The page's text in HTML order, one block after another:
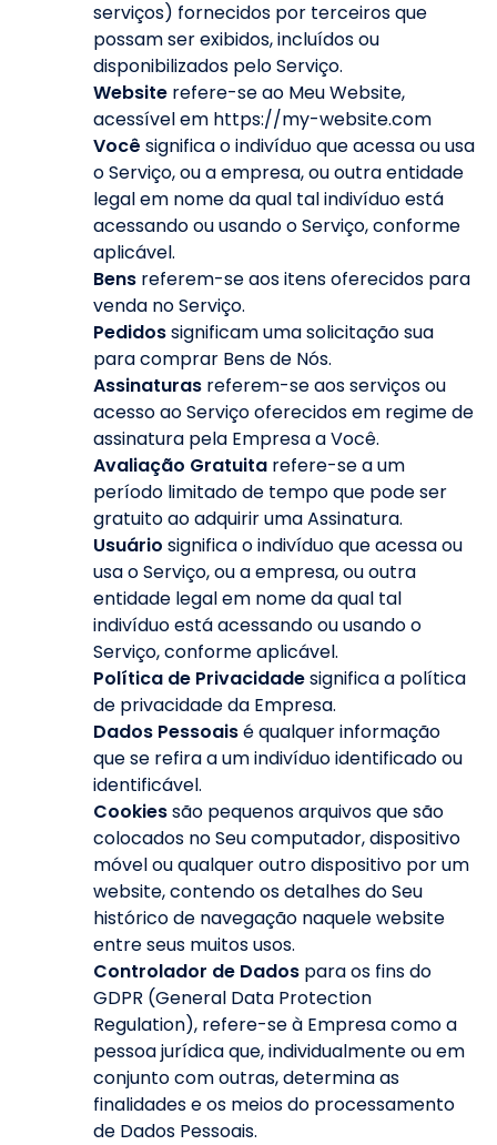
serviços) fornecidos por terceiros que
possam ser exibidos, incluídos ou
disponibilizados pelo Serviço.
Website refere-se ao Meu Website,
acessível em https://my-website.com
Você significa o indivíduo que acessa ou usa
o Serviço, ou a empresa, ou outra entidade
legal em nome da qual tal indivíduo está
acessando ou usando o Serviço, conforme
aplicável.
Bens referem-se aos itens oferecidos para
venda no Serviço.
Pedidossignificam uma solicitação sua
para comprar Bens de Nós.
Assinaturas referem-se aos serviços ou
acesso ao Serviço oferecidos em regime de
assinatura pela Empresa a Você.
Avaliação Gratuita refere-se a um
período limitado de tempo que pode ser
gratuito ao adquirir uma Assinatura.
Usuário significa o indivíduo que acessa ou
usa o Serviço, ou a empresa, ou outra
entidade legal em nome da qual tal
indivíduo está acessando ou usando o
Serviço, conforme aplicável.
Política de Privacidadesignifica a política
de privacidade da Empresa.
Dados Pessoaisé qualquer informação
que se refira a um indivíduo identificado ou
identificável.
Cookiessão pequenos arquivos que são
colocados no Seu computador, dispositivo
móvel ou qualquer outro dispositivo por um
website, contendo os detalhes do Seu
histórico de navegação naquele website
entre seus muitos usos.
Controlador de Dados para os fins do
GDPR (General Data Protection
Regulation), refere-se à Empresa como a
pessoa jurídica que, individualmente ou em
conjunto com outras, determina as
finalidades e os meios do processamento
de Dados Pessoais.